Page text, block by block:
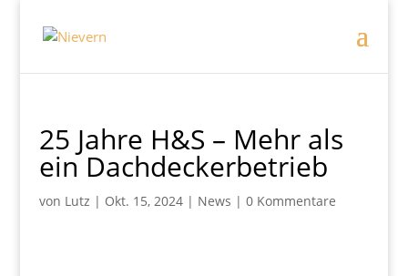
25 Jahre H&S – Mehr als
ein Dachdeckerbetrieb
von Lutz | Okt. 15, 2024| News | 0 Kommentare